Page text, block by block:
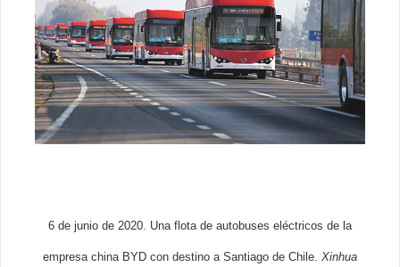
6 de junio de 2020. Una flota de autobuses eléctricos de la
empresa china BYD con destino a Santiago de Chile. Xinhua